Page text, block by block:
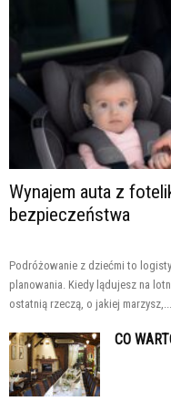
Wynajem auta z
bezpieczeństwa
Podróżowanie z dziećmi to
planowania. Kiedy lądujesz na
ostatnią rzeczą, o jakiej marzysz,...
CO